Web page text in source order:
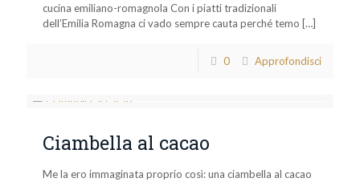
cucina emiliano-romagnola Con i piatti tradizionali
dell’Emilia Romagna ci vado sempre cauta perché temo […]
0 Approfondisci
Ciambella al cacao
Me la ero immaginata proprio così: una ciambella al cacao